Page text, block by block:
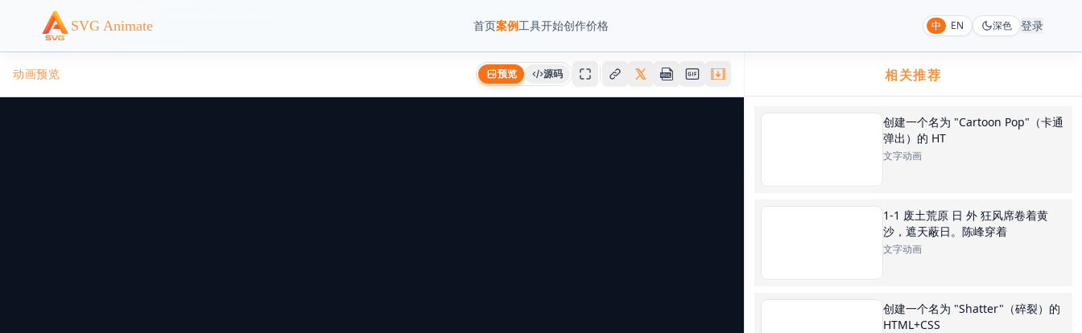
SVG Animate 首页案例工具开始创作价格 中 EN 深色 登录
动画预览 预览 源码 相关推荐
创建一个名为 "Cartoon Pop"（卡通
弹出）的 HT
文字动画
1-1 废土荒原 日 外 狂风席卷着黄
沙，遮天蔽日。陈峰穿着
文字动画
创建一个名为 "Shatter"（碎裂）的
HTML+CSS